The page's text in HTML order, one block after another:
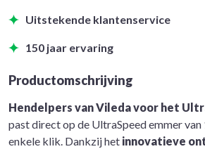
Uitstekende klantenservice
150 jaar ervaring
Productomschrijving
Hendelpers van Vileda voor het
past direct op de UltraSpeed emmer van
enkele klik. Dankzij het innovatieve